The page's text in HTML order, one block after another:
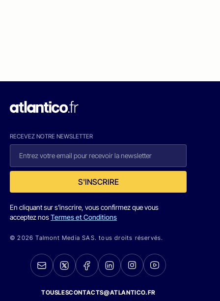
RECEVEZ NOTRE NEWSLETTER
S'INSCRIRE
En cliquant sur s'inscrire, vous confirmez que vous
acceptez nosTermes et Conditions
© 2026 Talmont Media SAS. tous droits réservés.
TOUSLESCONTACTS@ATLANTICO.FR